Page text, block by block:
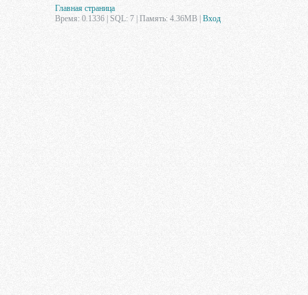
Главная страница
Время: 0.1336 | SQL: 7 | Память: 4.36MB Вход